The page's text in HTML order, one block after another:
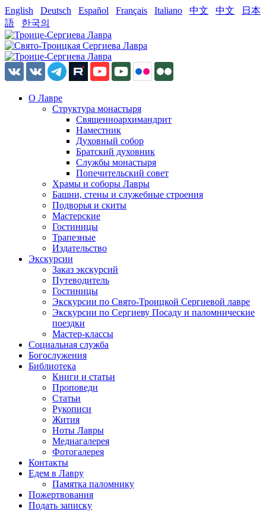
English Deutsch Español Français Italiano 中文 中文
日本
語
한국의
О Лавре
Структура монастыря
Священноархимандрит
Наместник
Духовный собор
Братский духовник
Службы монастыря
Попечительский совет
Храмы и соборы Лавры
Башни, стены и служебные строения
Подворья и скиты
Мастерские
Гостиницы
Трапезные
Издательство
Экскурсии
Заказ экскурсий
Путеводитель
Гостиницы
Экскурсии по Свято-Троицкой Сергиевой лавре
Экскурсии по Сергиеву Посаду и паломнические
поездки
Мастер-классы
Социальная служба
Богослужения
Библиотека
Книги и статьи
Проповеди
Статьи
Рукописи
Жития
Ноты Лавры
Медиагалерея
Фотогалерея
Контакты
Едем в Лавру
Памятка паломнику
Пожертвования
Подать записку